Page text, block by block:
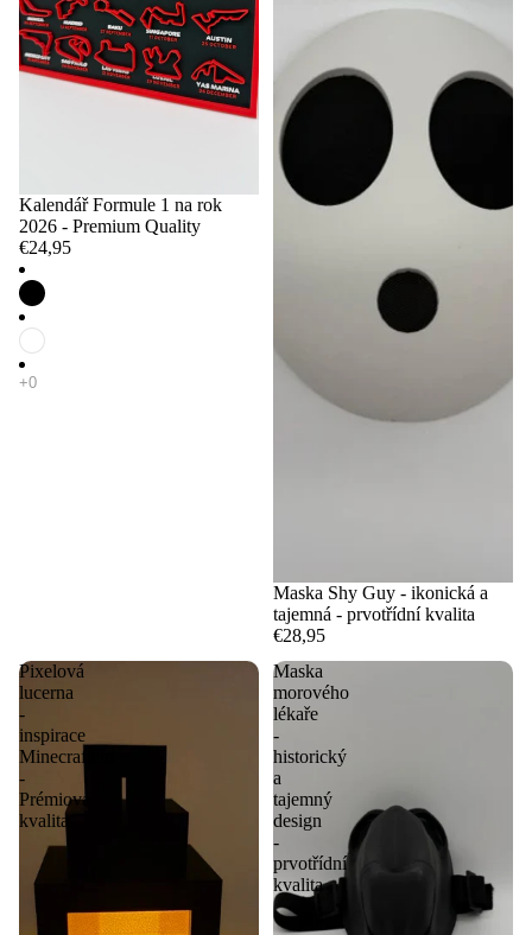
Kalendář Formule 1 na rok
2026 - Premium Quality
€24,95
Maska Shy Guy - ikonická a
tajemná - prvotřídní kvalita
€28,95
Pixelová
lucerna
-
inspirace
Minecraftem
-
Prémiová
kvalita
Maska
morového
lékaře
-
historický
a
tajemný
design
-
prvotřídní
kvalita